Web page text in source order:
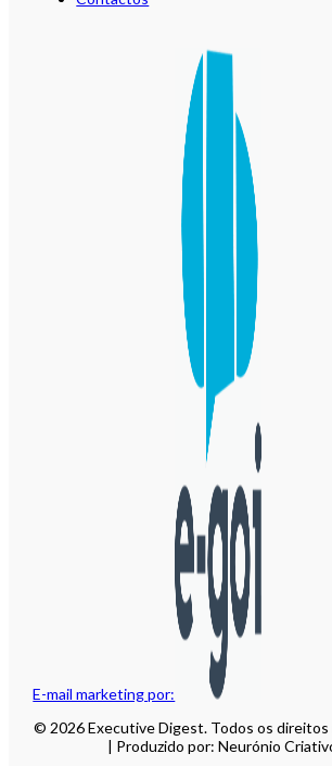
E-mail marketing por:
© 2026 Executive Digest. Todos os direitos
| Produzido por: Neurónio